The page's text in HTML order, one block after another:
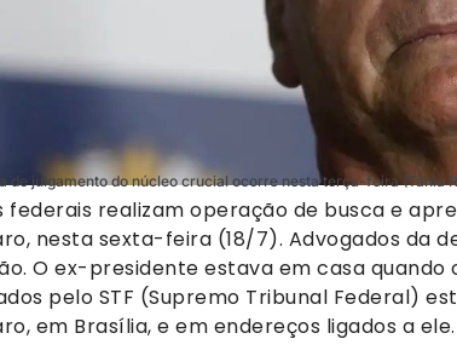
de julgamento do núcleo crucial ocorre nesta terça-feira (Tânia
federais realizam operação de busca e
nesta sexta-feira (18/7). Advogados da
O ex-presidente estava em casa quando
pelo STF (Supremo Tribunal Federal)
em Brasília, e em endereços ligados a ele.